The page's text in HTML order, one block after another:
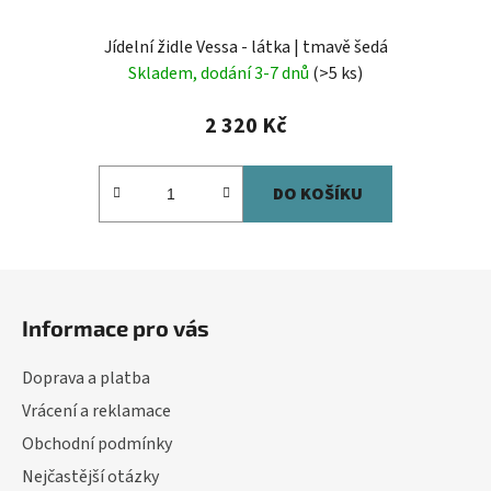
Jídelní židle Vessa - látka | tmavě šedá
Skladem, dodání 3-7 dnů (>5 ks)
2 320 Kč
DO KOŠÍKU
Informace pro vás
Doprava a platba
Vrácení a reklamace
Obchodní podmínky
Nejčastější otázky